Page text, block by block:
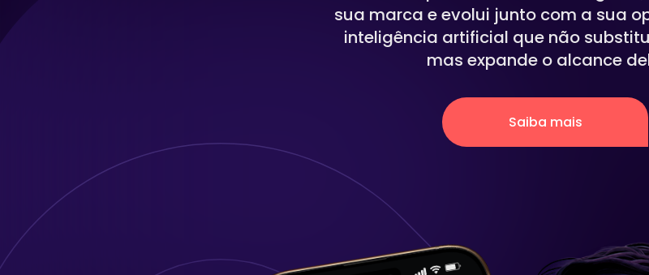
Nub.IA
vai dar mais produtividade para o seu
sua marca e evolui junto com a sua
inteligência artificial que não
mas expande o alcance
Saiba mais